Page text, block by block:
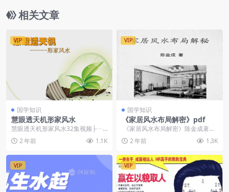
相关文章
VIP
国学知识
慧眼透天机形家风水
慧眼透天机形家风水32集视频├┈1
0、物煞之气煞等凶煞.mp4├┈1
1、物煞之白...
2 年前 1.1K
VIP
国学知识
《家居风水布局解密》pdf
《家居风水布局解密》陈金成著└
┈《家居风水布局解密》陈金成著6
9页P...2 年前 1.3K
VIP VIP